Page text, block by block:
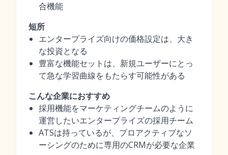
合機能
短所
エンタープライズ向けの価格設定は、大き
な投資となる
豊富な機能セットは、新規ユーザーにとっ
て急な学習曲線をもたらす可能性がある
こんな企業におすすめ
採用機能をマーケティングチームのように
運営したいエンタープライズの採用チーム
ATSは持っているが、プロアクティブなソ
ーシングのために専用のCRMが必要な企業